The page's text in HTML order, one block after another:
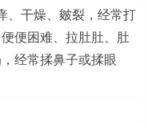
、干燥、皴裂，经常打
便困难、拉肚肚、肚
经常揉鼻子或揉眼